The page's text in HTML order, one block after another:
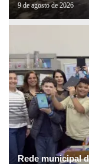
9 de agosto de 2026
Rede municipal